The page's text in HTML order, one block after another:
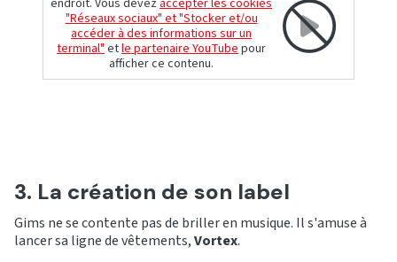
"Réseaux sociaux" et "Stocker et/ou
accéder à des informations sur un
terminal" etle partenaire YouTube pour
afficher ce contenu.
3. La création de son label
Gims ne se contente pas de briller en musique. Il s'amuse à
lancer sa ligne de vêtements,Vortex.